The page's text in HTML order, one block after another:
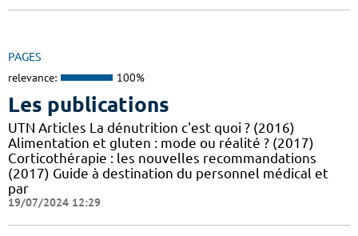
PAGES
relevance: 100%
Les publications
UTN Articles La dénutrition c'est quoi ? (2016)
Alimentation et gluten : mode ou réalité ? (2017)
Corticothérapie : les nouvelles recommandations
(2017) Guide à destination du personnel médical et
par
19/07/2024 12:29